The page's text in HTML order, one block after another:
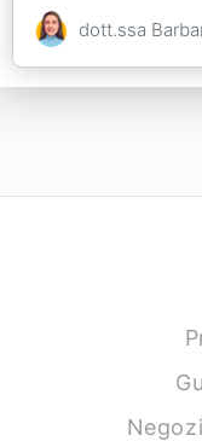
dott.ssa